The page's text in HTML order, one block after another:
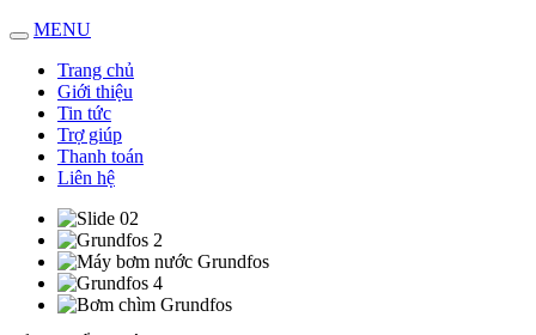
MENU
Trang chủ
Giới thiệu
Tin tức
Trợ giúp
Thanh toán
Liên hệ